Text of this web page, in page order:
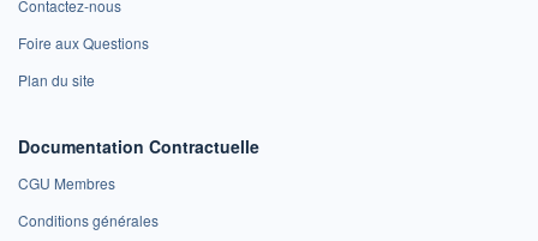
Contactez-nous
Foire aux Questions
Plan du site
Documentation Contractuelle
CGU Membres
Conditions générales